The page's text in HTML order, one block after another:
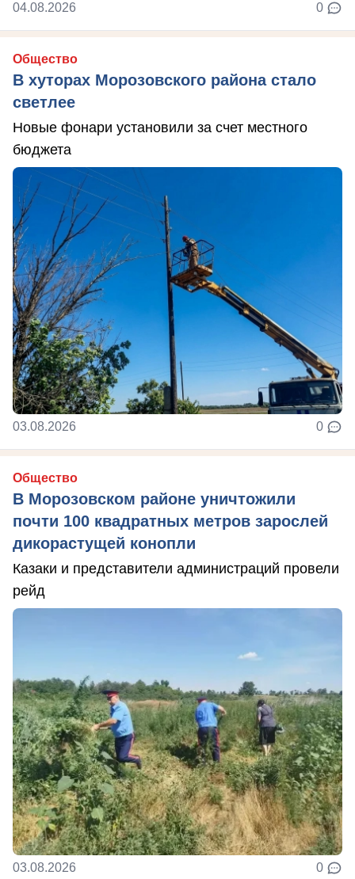
04.08.2026 0
Общество
В хуторах Морозовского района стало
светлее
Новые фонари установили за счет местного
бюджета
03.08.2026 0
Общество
В Морозовском районе уничтожили
почти 100 квадратных метров зарослей
дикорастущей конопли
Казаки и представители администраций провели
рейд
03.08.2026 0